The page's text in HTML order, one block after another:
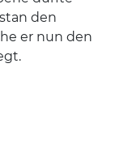
den
er nun den